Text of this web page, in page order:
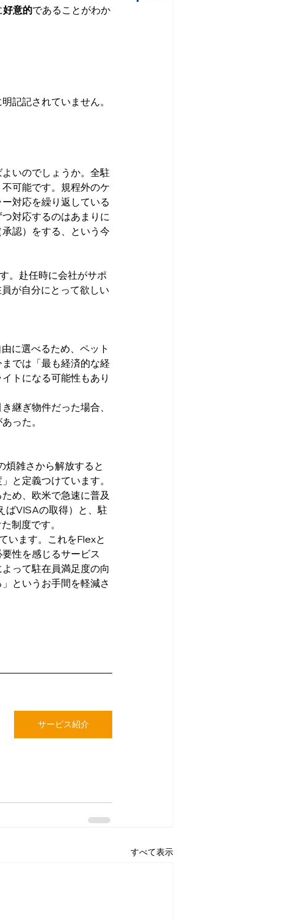
好意的であることがわか
記記されていません。
いのでしょうか。全駐
可能です。規程外のケ
対応を繰り返している
対応するのはあまりに
認）をする、という今
。赴任時に会社がサポ
が自分にとって欲しい
に選べるため、ペット
では「最も経済的な経
トになる可能性もあり
継ぎ物件だった場合、
った。
煩雑さから解放すると
と定義つけています。
め、欧米で急速に普及
ばVISAの取得）と、駐
制度です。
います。これをFlexと
性を感じるサービス
って駐在員満足度の向
というお手間を軽減さ
サービス紹介
すべて表示